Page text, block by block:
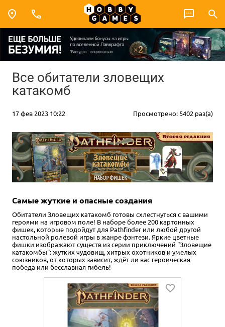
Все обитатели зловещих
катакомб
17 фев 2023 10:22 Просмотрено: 5402 раз(а)
Самые жуткие и опасные создания
Обитатели Зловещих катакомб готовы схлестнуться с вашими
героями на игровом поле! В наборе более 200 картонных
фишек, которые подойдут для Pathfinder или любой другой
настольной ролевой игры в жанре фэнтези. Яркие цветные
фишки изображают существ из серии приключений "Зловещие
катакомбы": жутких чудовищ, хитрых охотников и умелых
союзников, от которых зависит, ждёт ли вас героическая
победа или бесславная гибель!